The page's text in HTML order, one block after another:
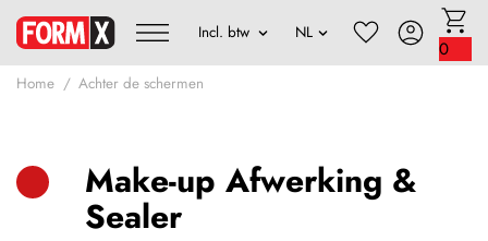
0
Home Achter de schermen
Make-up Afwerking &
Sealer